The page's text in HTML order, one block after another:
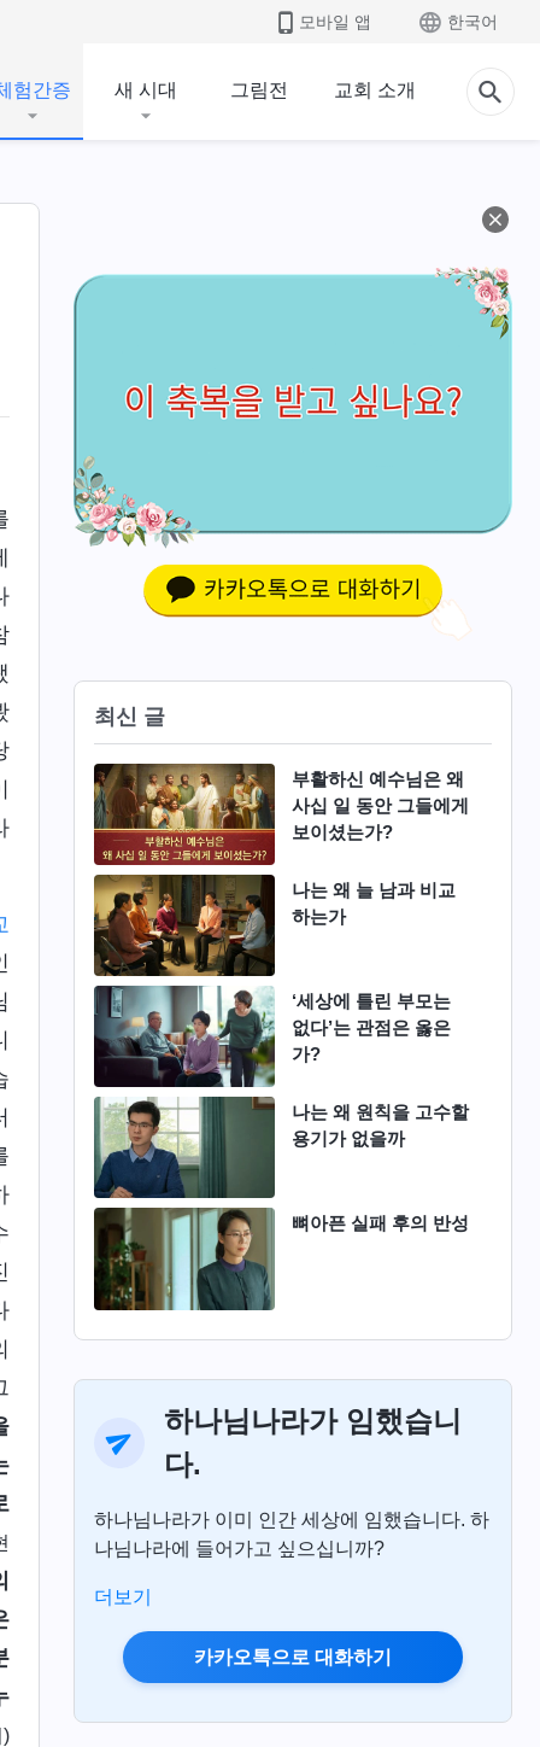
모바일 앱 한국어
험간증 새 시대 그림전 교회 소개
최신 글
부활하신 예수님은 왜
사십 일 동안 그들에게
보이셨는가?
나는 왜 늘 남과 비교
하는가
‘세상에 틀린 부모는
없다’는 관점은 옳은
가?
나는 왜 원칙을 고수할
용기가 없을까
뼈아픈 실패 후의 반성
하나님나라가 임했습니
다.
하나님나라가 이미 인간 세상에 임했습니다. 하
나님나라에 들어가고 싶으십니까?
더보기
카카오톡으로 대화하기